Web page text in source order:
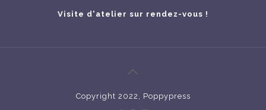
Visite d'atelier sur rendez-vous !
Copyright 2022, Poppypress